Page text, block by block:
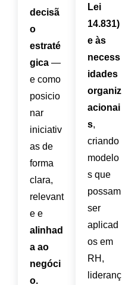
decisã
o
estraté
gica —
e como
posicio
nar
iniciativ
as de
forma
clara,
relevant
e e
alinhad
a ao
negóci
o.
Lei
14.831)
e às
necess
idades
organiz
acionai
s,
criando
modelo
s que
possam
ser
aplicad
os em
RH,
lideranç